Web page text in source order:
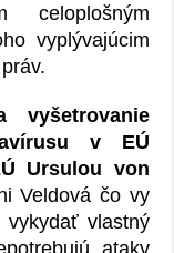
celoplošným
vyplývajúcim
vyšetrovanie
v EÚ
Ursulou von
Veldová čo vy
vlastný
ataky